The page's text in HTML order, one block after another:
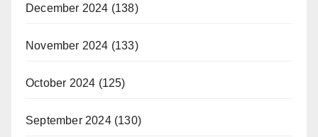
December 2024 (138)
November 2024 (133)
October 2024 (125)
September 2024(130)